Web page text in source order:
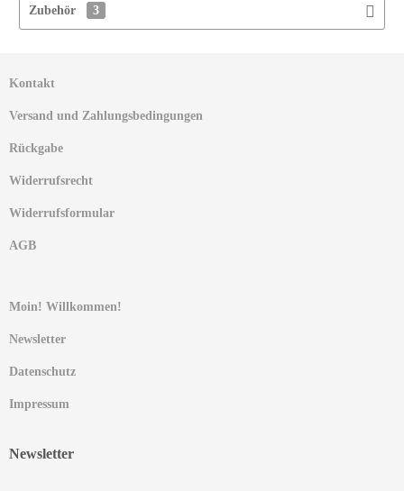
Zubehör 3
Kontakt
Versand und Zahlungsbedingungen
Rückgabe
Widerrufsrecht
Widerrufsformular
AGB
Moin! Willkommen!
Newsletter
Datenschutz
Impressum
Newsletter